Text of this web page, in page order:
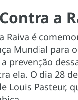
a
Raiva é
Mundial para
prevenção
ela. O dia 28
Louis Pasteur,